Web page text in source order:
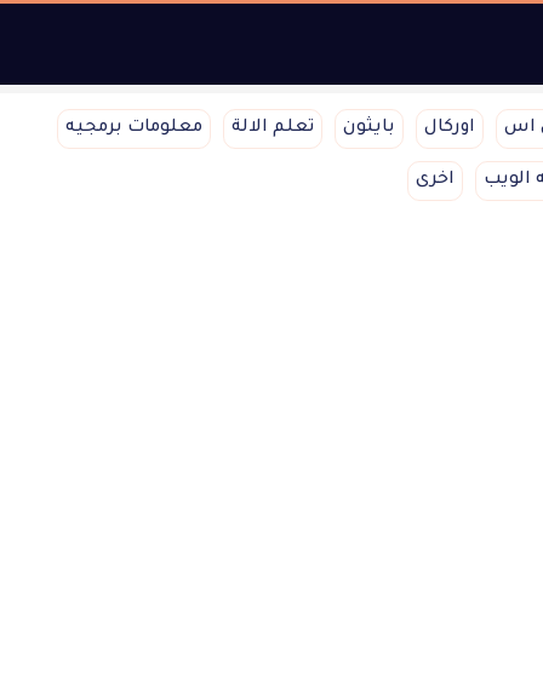
اس اوركال بايثون تعلم الالة معلومات برمجيه
الويب اخرى